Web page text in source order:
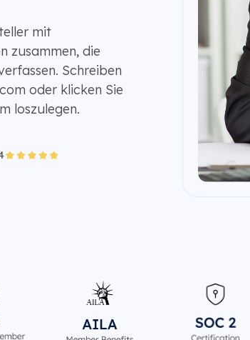
mit
zusammen, die
Schreiben
oder klicken Sie
loszulegen.